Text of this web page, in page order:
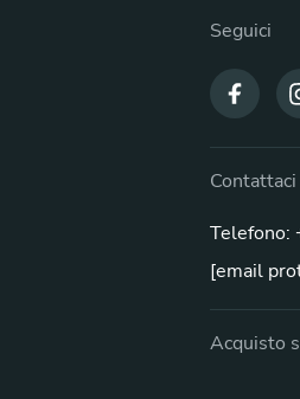
Seguici
Contattaci
[email
Acquisto